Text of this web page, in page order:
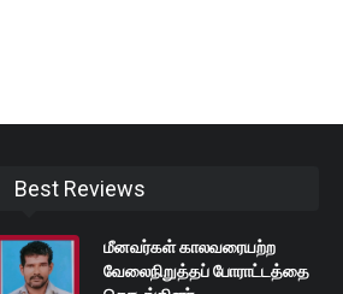
Best Reviews
மீனவர்கள் காலவரையற்ற
வேலைநிறுத்தப் போராட்டத்தை